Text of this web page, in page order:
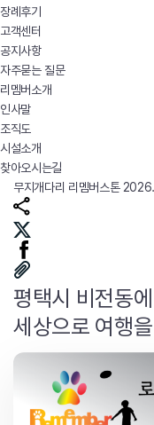
장례후기
고객센터
공지사항
자주묻는 질문
리멤버소개
인사말
조직도
시설소개
찾아오시는길
무지개다리 리멤버스톤
평택시 비전동
세상으로 여행